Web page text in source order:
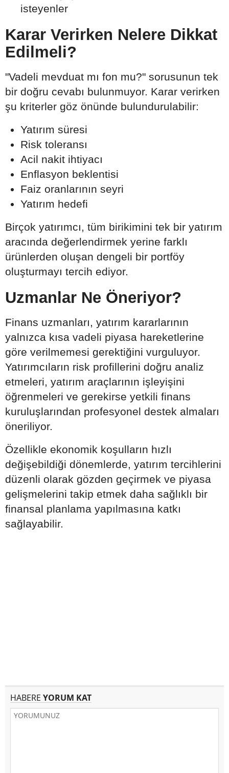
isteyenler
Karar Verirken Nelere Dikkat
Edilmeli?
"Vadeli mevduat mı fon mu?" sorusunun tek
bir doğru cevabı bulunmuyor. Karar verirken
şu kriterler göz önünde bulundurulabilir:
Yatırım süresi
Risk toleransı
Acil nakit ihtiyacı
Enflasyon beklentisi
Faiz oranlarının seyri
Yatırım hedefi
Birçok yatırımcı, tüm birikimini tek bir yatırım
aracında değerlendirmek yerine farklı
ürünlerden oluşan dengeli bir portföy
oluşturmayı tercih ediyor.
Uzmanlar Ne Öneriyor?
Finans uzmanları, yatırım kararlarının
yalnızca kısa vadeli piyasa hareketlerine
göre verilmemesi gerektiğini vurguluyor.
Yatırımcıların risk profillerini doğru analiz
etmeleri, yatırım araçlarının işleyişini
öğrenmeleri ve gerekirse yetkili finans
kuruluşlarından profesyonel destek almaları
öneriliyor.
Özellikle ekonomik koşulların hızlı
değişebildiği dönemlerde, yatırım tercihlerini
düzenli olarak gözden geçirmek ve piyasa
gelişmelerini takip etmek daha sağlıklı bir
finansal planlama yapılmasına katkı
sağlayabilir.
HABERE YORUM KAT